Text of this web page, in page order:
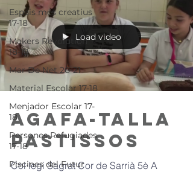
Espais més creatius
17-18
Makers Revolution
18-19
Mar De Net 20-21
Material Escolar 17-18
Menjador Escolar 17-
18
Persones Refugiades
17-18
Piscines del Futur
Load video
Agafa-talla
pastissos
Col·legi Sagrat Cor de Sarrià 5è A